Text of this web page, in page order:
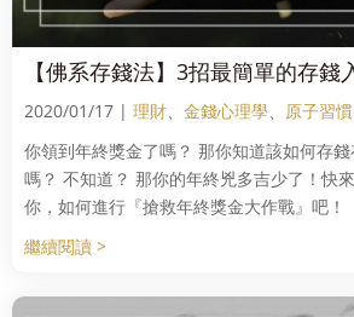
【佛系存錢法】3招最簡單的存錢
2020/01/17 | 理財、 金錢心理學、 原子習慣
你領到年終獎金了嗎？ 那你知道該如何存
嗎？ 不知道？ 那你的年終兇多吉少了！快
你，如何進行『搶救年終獎金大作戰』吧！
繼續閱讀 >